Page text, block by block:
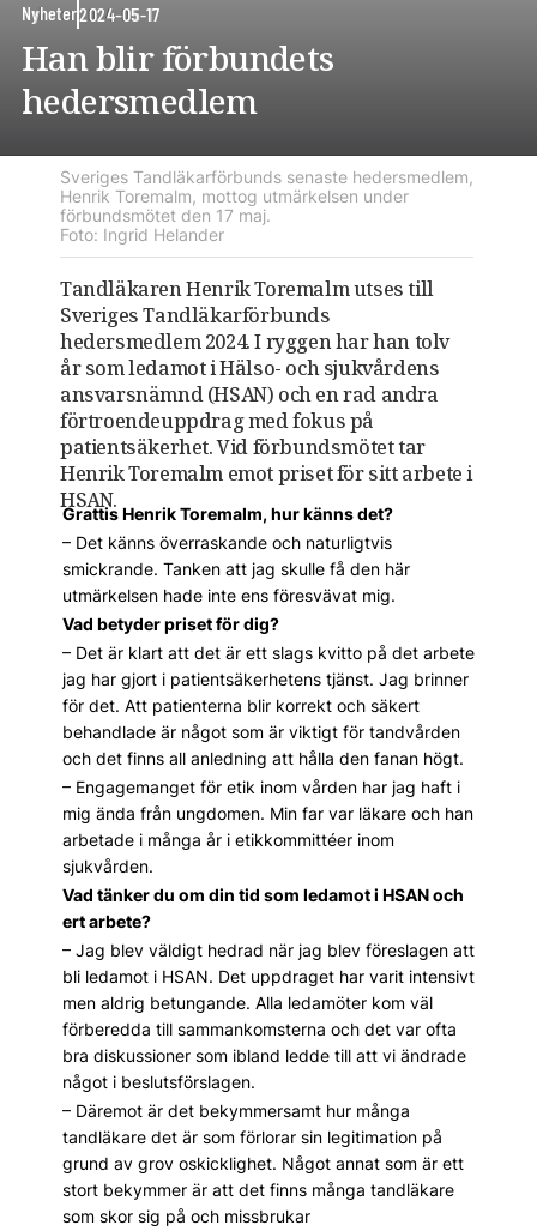
Nyheter2024-05-17
Han blir förbundets
hedersmedlem
Sveriges Tandläkarförbunds senaste hedersmedlem,
Henrik Toremalm, mottog utmärkelsen under
förbundsmötet den 17 maj.
Foto: Ingrid Helander
Tandläkaren Henrik Toremalm utses till
Sveriges Tandläkarförbunds
hedersmedlem 2024. I ryggen har han tolv
år som ledamot i Hälso- och sjukvårdens
ansvarsnämnd (HSAN) och en rad andra
förtroendeuppdrag med fokus på
patientsäkerhet. Vid förbundsmötet tar
Henrik Toremalm emot priset för sitt arbete i
HSAN.
Grattis Henrik Toremalm, hur känns det?
– Det känns överraskande och naturligtvis
smickrande. Tanken att jag skulle få den här
utmärkelsen hade inte ens föresvävat mig.
Vad betyder priset för dig?
– Det är klart att det är ett slags kvitto på det arbete
jag har gjort i patientsäkerhetens tjänst. Jag brinner
för det. Att patienterna blir korrekt och säkert
behandlade är något som är viktigt för tandvården
och det finns all anledning att hålla den fanan högt.
– Engagemanget för etik inom vården har jag haft i
mig ända från ungdomen. Min far var läkare och han
arbetade i många år i etikkommittéer inom
sjukvården.
Vad tänker du om din tid som ledamot i HSAN och
ert arbete?
– Jag blev väldigt hedrad när jag blev föreslagen att
bli ledamot i HSAN. Det uppdraget har varit intensivt
men aldrig betungande. Alla ledamöter kom väl
förberedda till sammankomsterna och det var ofta
bra diskussioner som ibland ledde till att vi ändrade
något i beslutsförslagen.
– Däremot är det bekymmersamt hur många
tandläkare det är som förlorar sin legitimation på
grund av grov oskicklighet. Något annat som är ett
stort bekymmer är att det finns många tandläkare
som skor sig på och missbrukar